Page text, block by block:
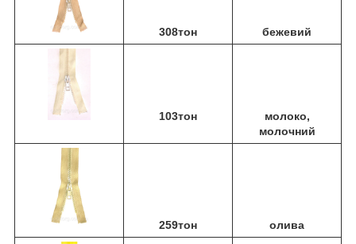
308тон бежевий
103тон
молоко,
молочний
259тон олива